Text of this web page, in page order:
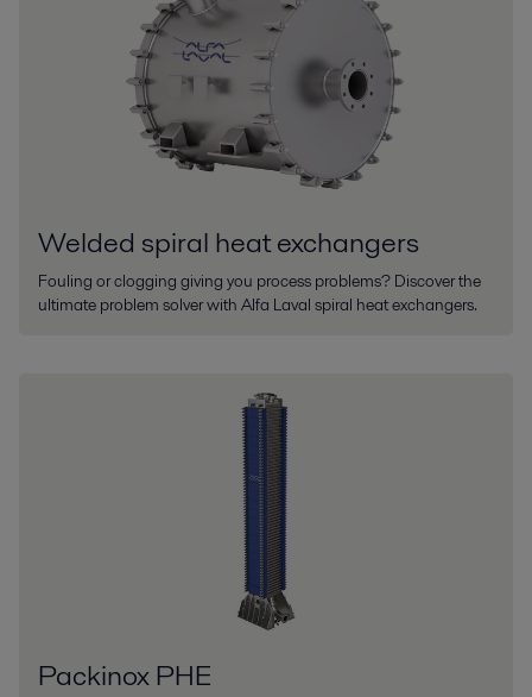
Welded spiral heat exchangers
Fouling or clogging giving you process problems? Discover the
ultimate problem solver with Alfa Laval spiral heat exchangers.
Packinox PHE